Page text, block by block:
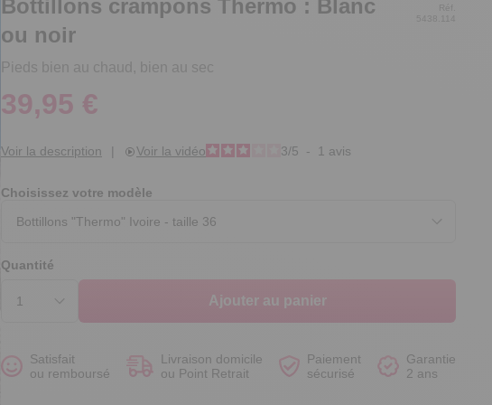
Bottillons crampons Thermo : Blanc
ou noir
Pieds bien au chaud, bien au sec
Réf.
39,95 €
Voir la description | Voir la vidéo 3/5 - 1 avis
Choisissez votre modèle
Quantité
Ajouter au panier
Satisfait
ou remboursé
Livraison domicile
ou Point Retrait
Paiement
sécurisé
Garantie
2 ans